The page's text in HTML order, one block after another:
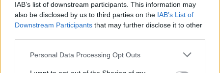
IAB’s list of downstream participants. This information may
also be disclosed by us to third parties on the IAB’s List of
Downstream Participants that may further disclose it to other
Please note that this website/app uses one or more Google
Personal Data Processing Opt Outs
Chi si muove spesso cerca soluzioni semplici: cresce
l’attenzione verso il noleggio auto